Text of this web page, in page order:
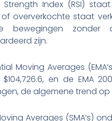
Strength Index (RSI)
oververkochte staat
bewegingen
zijn.
Moving Averages
en de EMA
de algemene trend
Averages (SMA’s)